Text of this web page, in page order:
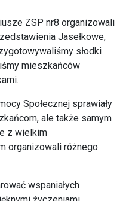
ZSP nr8 organizowali
Jasełkowe,
słodki
mieszkańców
Społecznej sprawiały
ale także samym
z wielkim
organizowali różnego
wspaniałych